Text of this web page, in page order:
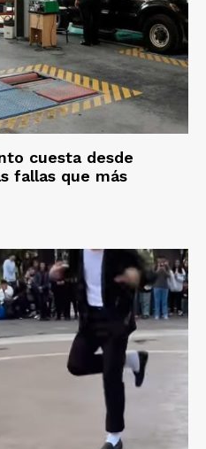
cuesta desde
fallas que más